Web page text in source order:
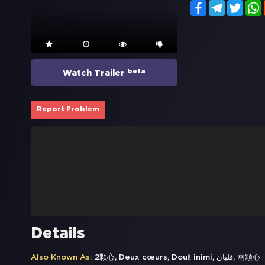
Watch Trailer beta
FacebookTelegram
Report Problem
Details
Also Known As: 2颗心, Deux cœurs, Două inimi, قلبان, 兩顆心